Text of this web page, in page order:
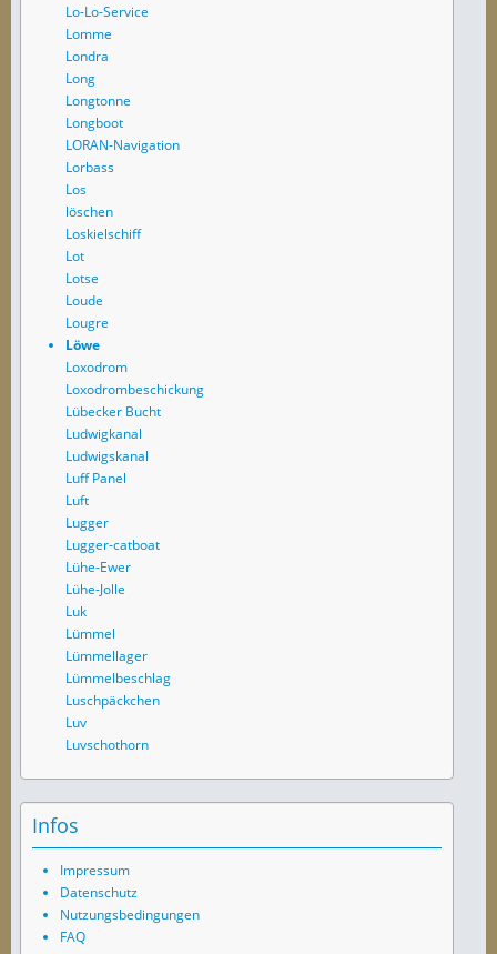
Lo-Lo-Service
Lomme
Londra
Long
Longtonne
Longboot
LORAN-Navigation
Lorbass
Los
löschen
Loskielschiff
Lot
Lotse
Loude
Lougre
Löwe
Loxodrom
Loxodrombeschickung
Lübecker Bucht
Ludwigkanal
Ludwigskanal
Luff Panel
Luft
Lugger
Lugger-catboat
Lühe-Ewer
Lühe-Jolle
Luk
Lümmel
Lümmellager
Lümmelbeschlag
Luschpäckchen
Luv
Luvschothorn
Infos
Impressum
Datenschutz
Nutzungsbedingungen
FAQ